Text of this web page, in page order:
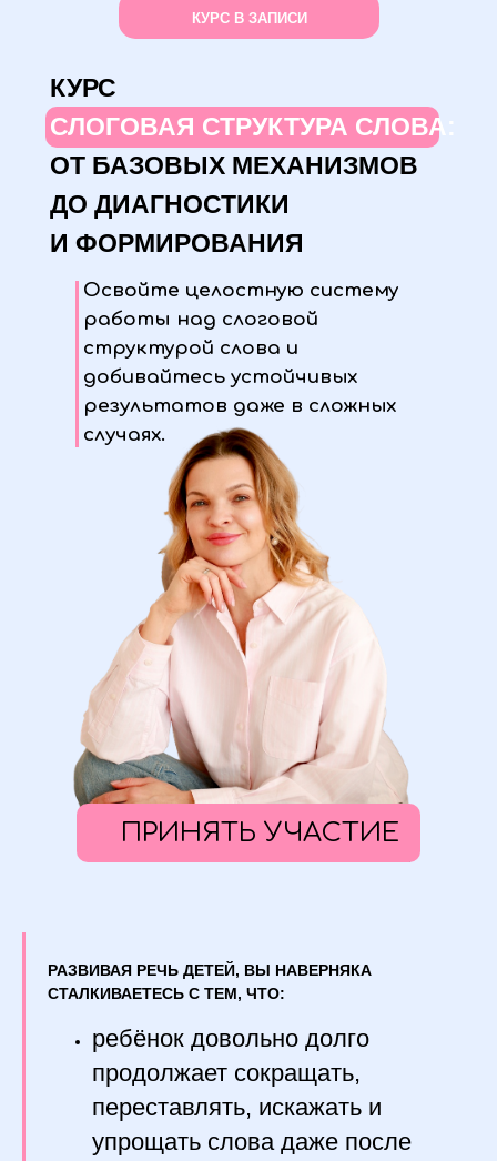
КУРС
СЛОГОВАЯ СТРУКТУРА СЛОВА:
ОТ БАЗОВЫХ МЕХАНИЗМОВ
ДО ДИАГНОСТИКИ
И ФОРМИРОВАНИЯ
ПРИНЯТЬ УЧАСТИЕ
КУРС В ЗАПИСИ
Освойте целостную систему
работы над слоговой
структурой слова и
добивайтесь устойчивых
результатов даже в сложных
случаях.
РАЗВИВАЯ РЕЧЬ ДЕТЕЙ, ВЫ НАВЕРНЯКА
СТАЛКИВАЕТЕСЬ С ТЕМ, ЧТО:
ребёнок довольно долго
продолжает сокращать,
переставлять, искажать и
упрощать слова даже после